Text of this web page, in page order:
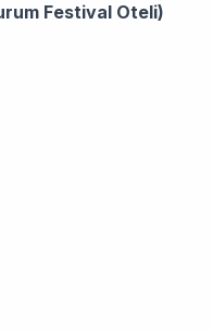
Festival Oteli)